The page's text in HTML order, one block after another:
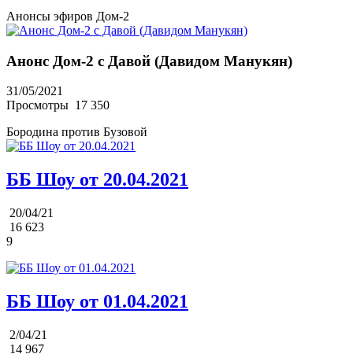
Анонсы эфиров Дом-2
Анонс Дом-2 с Давой (Давидом Манукян)
31/05/2021
Просмотры 17 350
Бородина против Бузовой
ББ Шоу от 20.04.2021
20/04/21
16 623
9
ББ Шоу от 01.04.2021
2/04/21
14 967